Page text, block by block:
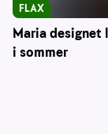
Maria
i sommer
FLAX